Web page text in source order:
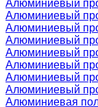
Алюминиевый
Алюминиевый
Алюминиевый
Алюминиевый
Алюминиевый
Алюминиевый
Алюминиевый
Алюминиевый
Алюминиевая